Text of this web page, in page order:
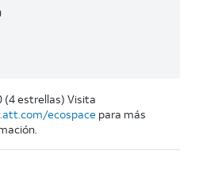
(4 estrellas) Visita
ecospace para más